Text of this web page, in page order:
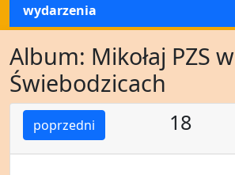
wydarzenia
Album: Mikołaj PZS w
Świebodzicach
poprzedni 18